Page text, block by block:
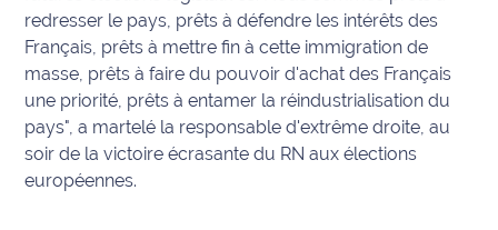
L'invité(e)
de la
rédaction
Coup de
coeur
Maritima
redresser le pays, prêts à défendre les intérêts des
Français, prêts à mettre fin à cette immigration de
masse, prêts à faire du pouvoir d'achat des Français
une priorité, prêts à entamer la réindustrialisation du
pays", a martelé la responsable d'extrême droite, au
soir de la victoire écrasante du RN aux élections
européennes.